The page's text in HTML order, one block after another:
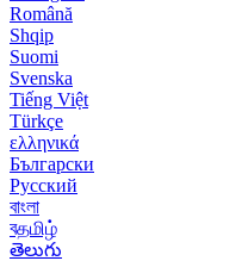
Română
Shqip
Suomi
Svenska
Tiếng Việt
Türkçe
ελληνικά
Български
Русский
বাংলা
বதமிழ்
తెలుగు